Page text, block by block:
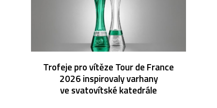
Trofeje pro vítěze Tour de France
2026 inspirovaly varhany
ve svatovítské katedrále